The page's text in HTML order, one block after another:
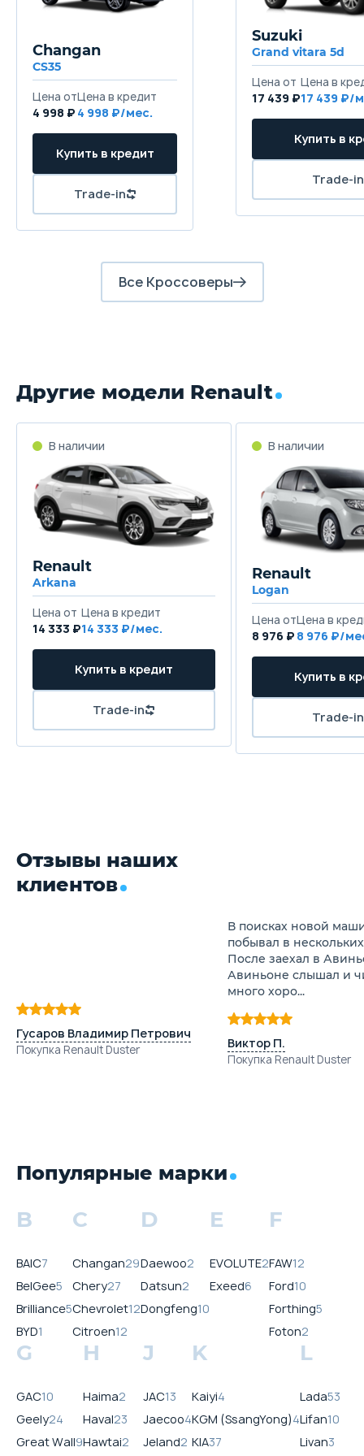
амортизаторами и стабилизатором
Задняя подвеска
Полузависимая, пружинная, с
телескопическими гидравлическими
Дисковые вентилируемые
Барабанные
Changan
CS35
Цена от
4 998 ₽
Цена в кредит
4 998 ₽/мес.
Купить в кредит
Trade-in
Suzuki
Grand vitara 5d
Цена от
17 439 ₽
Цена в
17 439 ₽/
Купить в
Trade-in
Все Кроссоверы
Другие модели Renault
В наличии
Renault
Arkana
Цена от
14 333 ₽
Цена в кредит
14 333 ₽/мес.
Купить в кредит
Trade-in
В наличии
Renault
Logan
Цена от
8 976 ₽
Цена в
8 976 ₽/
Купить в
Trade-in
Отзывы наших
клиентов
Гусаров Владимир Петрович
Покупка Renault Duster
В поисках новой
побывал в
После заехал в
Авиньоне слышал и
много хоро...
Виктор П.
Покупка Renault Duster
Популярные марки
B
BAIC7
BelGee5
Brilliance5
BYD1
C
Changan29
Chery27
Chevrolet12
Citroen12
D
Daewoo2
Datsun2
Dongfeng10
E
EVOLUTE2
Exeed6
F
FAW12
Ford10
Forthing5
Foton2
G
GAC10
Geely24
Great Wall9
H
Haima2
Haval23
Hawtai2
J
JAC13
Jaecoo4
Jeland2
K
Kaiyi4
KGM (SsangYong)4
KIA37
L
Lada53
Lifan10
Livan3